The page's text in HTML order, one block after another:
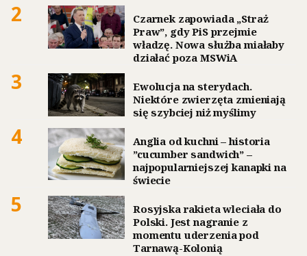
2
Czarnek zapowiada „Straż
Praw”, gdy PiS przejmie
władzę. Nowa służba miałaby
działać poza MSWiA
3
Ewolucja na sterydach.
Niektóre zwierzęta zmieniają
się szybciej niż myślimy
4
Anglia od kuchni – historia
”cucumber sandwich” –
najpopularniejszej kanapki na
świecie
5
Rosyjska rakieta wleciała do
Polski. Jest nagranie z
momentu uderzenia pod
Tarnawą-Kolonią